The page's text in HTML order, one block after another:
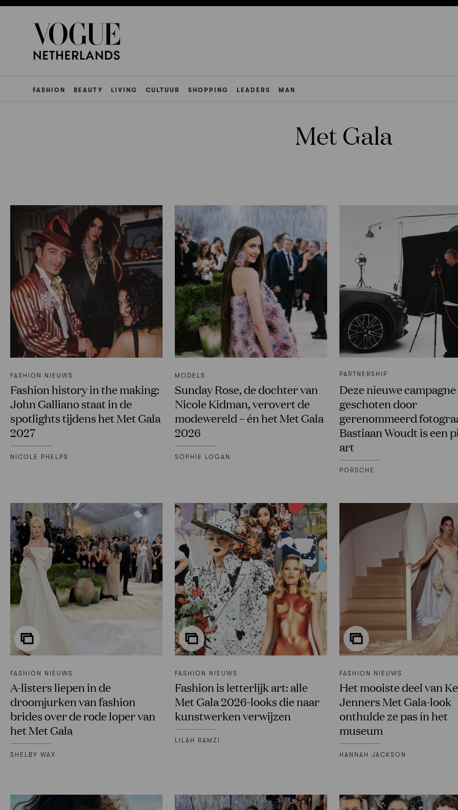
FASHION BEAUTY LIVING CULTUUR SHOPPING LEADERS MAN
Met Gala
FASHION NIEUWS
Fashion history in the making:
John Galliano staat in de
spotlights tijdens het Met Gala
2027
NICOLE PHELPS
MODELS
Sunday Rose, de dochter van
Nicole Kidman, verovert de
modewereld – én het Met Gala
2026
SOPHIE LOGAN
PARTNERSHIP
Deze nieuwe campagne
geschoten door
gerenommeerd
Bastiaan Woudt is een
art
PORSCHE
FASHION NIEUWS
A-listers liepen in de
droomjurken van fashion
brides over de rode loper van
het Met Gala
SHELBY WAX
FASHION NIEUWS
Fashion is letterlijk art: alle
Met Gala 2026-looks die naar
kunstwerken verwijzen
LILAH RAMZI
FASHION NIEUWS
Het mooiste deel van
Jenners Met Gala-look
onthulde ze pas ín het
museum
HANNAH JACKSON